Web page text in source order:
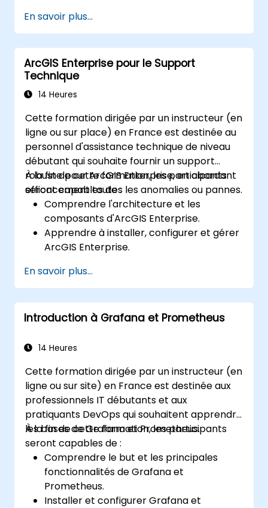
données pour les opérations
commerciales.
En savoir plus...
ArcGIS Enterprise pour le Support
Technique
14 Heures
Cette formation dirigée par un instructeur (en
ligne ou sur place) en France est destinée au
personnel d'assistance technique de niveau
débutant qui souhaite fournir un support
robuste pour ArcGIS Enterprise, en abordant
efficacement toutes les anomalies ou pannes.
À la fin de cette formation, les participants
seront capables de :
Comprendre l'architecture et les
composants d'ArcGIS Enterprise.
Apprendre à installer, configurer et gérer
ArcGIS Enterprise.
dépannage et résolution des problèmes
courants.
Développer une maîtrise de la
surveillance et de la maintenance des
Maîtriser les techniques de sauvegarde,
performances.
En savoir plus...
Introduction à Grafana et Prometheus
14 Heures
Cette formation dirigée par un instructeur (en
ligne ou sur site) en France est destinée aux
professionnels IT débutants et aux
pratiquants DevOps qui souhaitent apprendre
les bases de Grafana et Prometheus.
À la fin de cette formation, les participants
seront capables de :
Comprendre le but et les principales
fonctionnalités de Grafana et
Prometheus.
Installer et configurer Grafana et